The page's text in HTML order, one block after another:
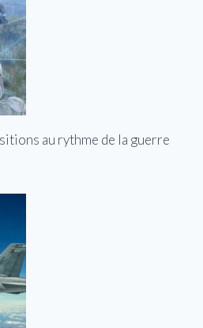
au rythme de la guerre